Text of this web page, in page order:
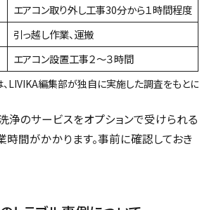
エアコン取り外し工事30分から１時間程度
引っ越し作業、運搬
エアコン設置工事２～３時間
LIVIKA編集部が独自に実施した調査をもとに作
浄のサービスをオプションで受けられる
時間がかかります。事前に確認しておき